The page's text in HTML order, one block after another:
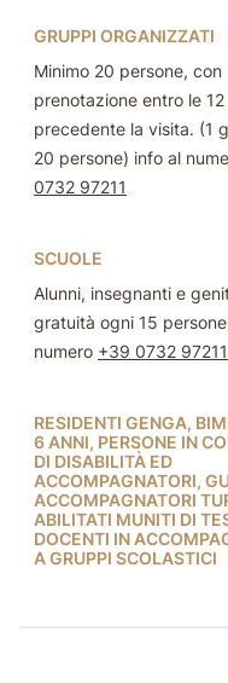
GRUPPI ORGANIZZATI
Minimo 20 persone, con
prenotazione entro le
precedente la visita. (1
20 persone) info al
0732 97211
SCUOLE
Alunni, insegnanti e
gratuità ogni 15
numero +39 0732 97211
RESIDENTI GENGA,
6 ANNI, PERSONE IN
DI DISABILITÀ ED
ACCOMPAGNATORI,
ACCOMPAGNATORI
ABILITATI MUNITI DI
DOCENTI IN
A GRUPPI SCOLASTICI